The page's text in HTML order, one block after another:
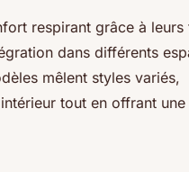
respirant grâce à leurs
dans différents
mêlent styles variés,
tout en offrant une